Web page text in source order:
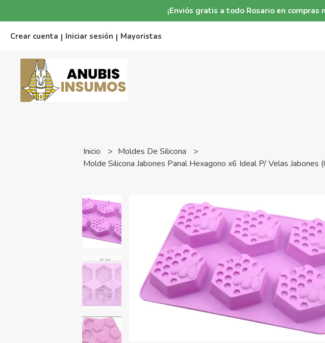
¡Enviós gratis a todo Rosario en compras
Crear cuenta | Iniciar sesión | Mayoristas
Inicio
Moldes De Silicona
Molde Silicona Jabones Panal Hexagono x6 Ideal P/ Velas Jabones